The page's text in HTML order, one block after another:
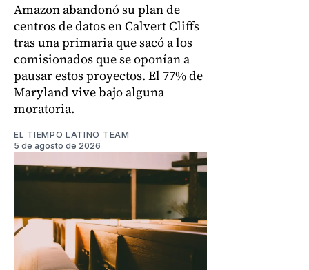
Amazon abandonó su plan de
centros de datos en Calvert Cliffs
tras una primaria que sacó a los
comisionados que se oponían a
pausar estos proyectos. El 77% de
Maryland vive bajo alguna
moratoria.
EL TIEMPO LATINO TEAM
5 de agosto de 2026